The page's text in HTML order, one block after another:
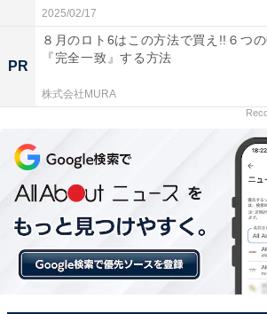
2025/02/17
PR
８月のロト6はこの方法で買え!!６つ
『完全一致』する方法
株式会社MURA